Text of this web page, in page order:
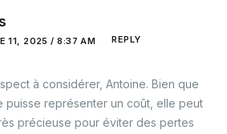
11, 2025 / 8:37 AM REPLY
à considérer, Antoine. Bien que
puisse représenter un coût, elle peut
précieuse pour éviter des pertes